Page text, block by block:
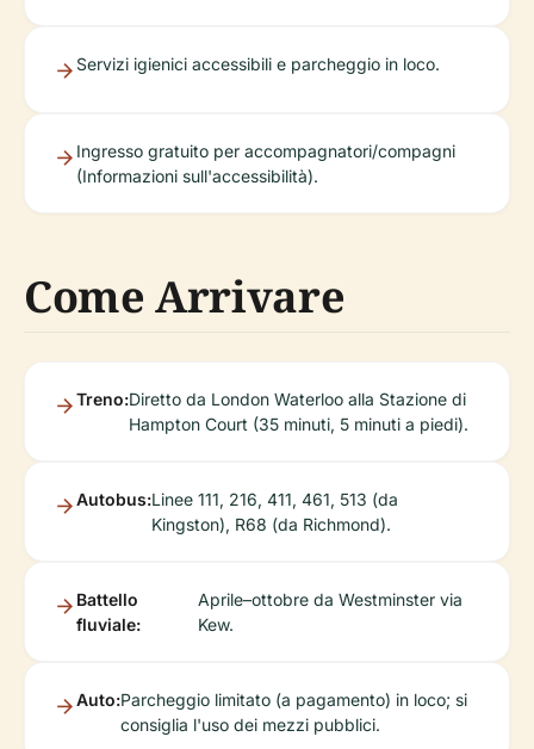
Servizi igienici accessibili e parcheggio in loco.
Ingresso gratuito per accompagnatori/compagni
(Informazioni sull'accessibilità).
Come Arrivare
Treno:Diretto da London Waterloo alla Stazione di
Hampton Court (35 minuti, 5 minuti a piedi).
Autobus:Linee 111, 216, 411, 461, 513 (da
Kingston), R68 (da Richmond).
Battello
fluviale:
Aprile–ottobre da Westminster via
Kew.
Auto:Parcheggio limitato (a pagamento) in loco; si
consiglia l'uso dei mezzi pubblici.